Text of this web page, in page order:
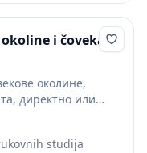
i čoveka i
околине,
директно или
долази до
studija